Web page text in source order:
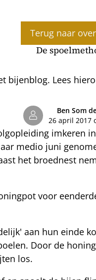
Terug naar
De
bijenblog. Lees
Ben Som
26 april 2017
imkeren
medio juni
het broednest
voor
aan hun einde
Door de
los.